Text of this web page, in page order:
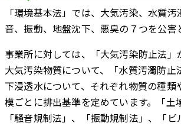
「環境基本法」では、大気汚染、水質
音、振動、地盤沈下、悪臭の７つを公害
事業所に対しては、「大気汚染防止法」
大気汚染物質について、「水質汚濁防止
下浸透水について、それぞれ物質の種類
模ごとに排出基準を定めています。「土
「騒音規制法」、「振動規制法」、「